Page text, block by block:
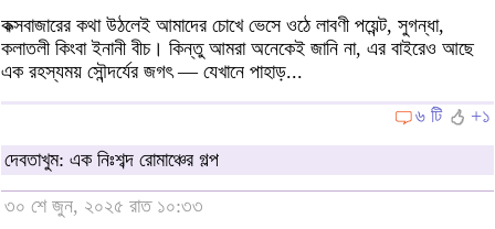
কক্সবাজারের কথা উঠলেই আমাদের চোখে ভেসে ওঠে লাবণী পয়েন্ট, সুগন্ধা,
কলাতলী কিংবা ইনানী বীচ। কিন্তু আমরা অনেকেই জানি না, এর বাইরেও আছে
এক রহস্যময় সৌন্দর্যের জগৎ — যেখানে পাহাড়...
৬ টি
+১
দেবতাখুম: এক নিঃশব্দ রোমাঞ্চের গল্প
৩০ শে জুন, ২০২৫ রাত ১০:৩৩